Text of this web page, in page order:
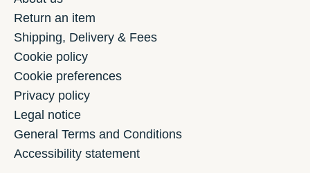
Return an item
Shipping, Delivery & Fees
Cookie policy
Cookie preferences
Privacy policy
Legal notice
General Terms and Conditions
Accessibility statement